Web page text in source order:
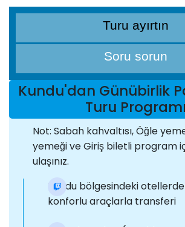
Turu ayırtın
Soru sorun
Kundu'dan Günübirlik
Turu Programı
Not: Sabah kahvaltısı, Öğle
yemeği ve Giriş biletli program
ulaşınız.
Kundu bölgesindeki
konforlu araçlarla transferi